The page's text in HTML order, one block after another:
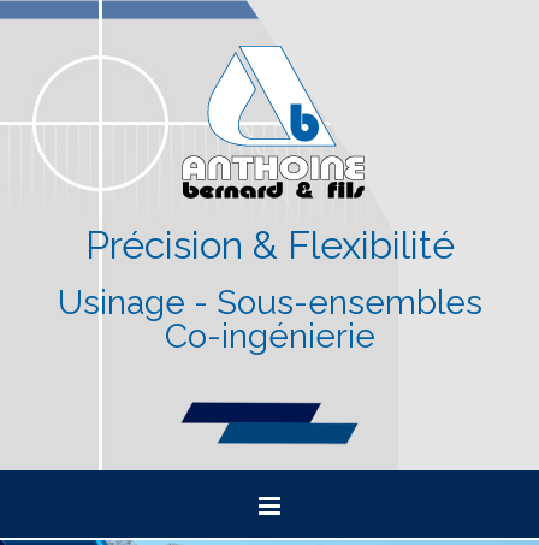
Précision & Flexibilité
Usinage - Sous-ensembles
Co-ingénierie